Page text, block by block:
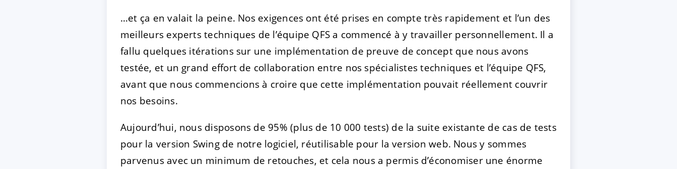
…et ça en valait la peine. Nos exigences ont été prises en compte très rapidement et l’un des
meilleurs experts techniques de l’équipe QFS a commencé à y travailler personnellement. Il a
fallu quelques itérations sur une implémentation de preuve de concept que nous avons
testée, et un grand effort de collaboration entre nos spécialistes techniques et l’équipe QFS,
avant que nous commencions à croire que cette implémentation pouvait réellement couvrir
nos besoins.
Aujourd’hui, nous disposons de 95% (plus de 10 000 tests) de la suite existante de cas de tests
pour la version Swing de notre logiciel, réutilisable pour la version web. Nous y sommes
parvenus avec un minimum de retouches, et cela nous a permis d’économiser une énorme